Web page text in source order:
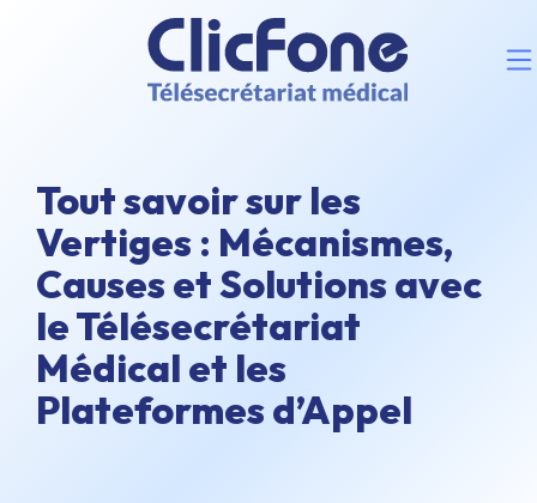
Tout savoir sur les
Vertiges : Mécanismes,
Causes et Solutions avec
le Télésecrétariat
Médical et les
Plateformes d’Appel